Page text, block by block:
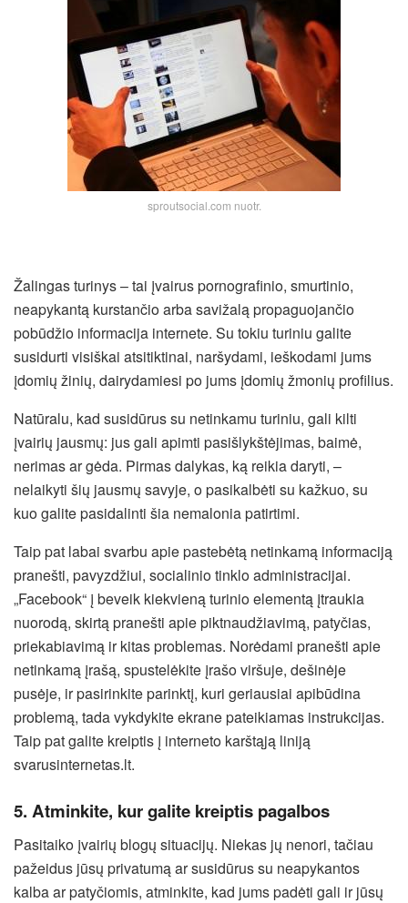
sproutsocial.com nuotr.
Žalingas turinys – tai įvairus pornografinio, smurtinio,
neapykantą kurstančio arba savižalą propaguojančio
pobūdžio informacija internete. Su tokiu turiniu galite
susidurti visiškai atsitiktinai, naršydami, ieškodami jums
įdomių žinių, dairydamiesi po jums įdomių žmonių profilius.
Natūralu, kad susidūrus su netinkamu turiniu, gali kilti
įvairių jausmų: jus gali apimti pasišlykštėjimas, baimė,
nerimas ar gėda. Pirmas dalykas, ką reikia daryti, –
nelaikyti šių jausmų savyje, o pasikalbėti su kažkuo, su
kuo galite pasidalinti šia nemalonia patirtimi.
Taip pat labai svarbu apie pastebėtą netinkamą informaciją
pranešti, pavyzdžiui, socialinio tinklo administracijai.
„Facebook“ į beveik kiekvieną turinio elementą įtraukia
nuorodą, skirtą pranešti apie piktnaudžiavimą, patyčias,
priekabiavimą ir kitas problemas. Norėdami pranešti apie
netinkamą įrašą, spustelėkite įrašo viršuje, dešinėje
pusėje, ir pasirinkite parinktį, kuri geriausiai apibūdina
problemą, tada vykdykite ekrane pateikiamas instrukcijas.
Taip pat galite kreiptis į interneto karštąją liniją
svarusinternetas.lt.
5. Atminkite, kur galite kreiptis pagalbos
Pasitaiko įvairių blogų situacijų. Niekas jų nenori, tačiau
pažeidus jūsų privatumą ar susidūrus su neapykantos
kalba ar patyčiomis, atminkite, kad jums padėti gali ir jūsų